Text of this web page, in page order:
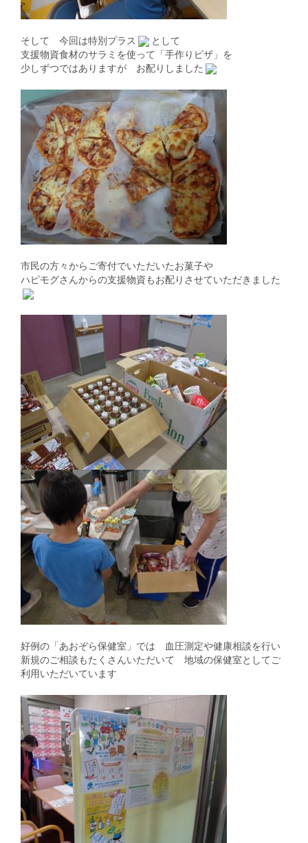
そして 今回は特別プラス
として
支援物資食材のサラミを使って「手作りピザ」を
少しずつではありますが お配りしました
市民の方々からご寄付でいただいたお菓子や
ハピモグさんからの支援物資もお配りさせていただきました
好例の「あおぞら保健室」では 血圧測定や健康相談を行い
新規のご相談もたくさんいただいて 地域の保健室としてご
利用いただいています